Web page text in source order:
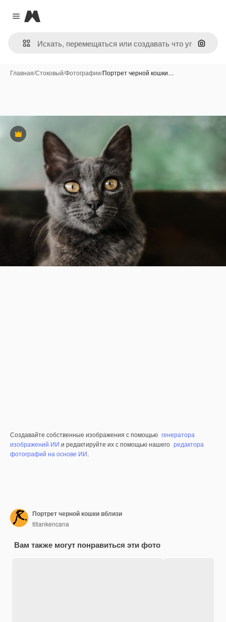
Close menu
Magnific
Поиск
Главная/Стоковый/Фотографии/Портрет черной кошки…
Премиум
Создавайте собственные изображения с помощью генератора
изображений ИИ и редактируйте их с помощью нашего редактора
фотографий на основе ИИ.
Портрет черной кошки вблизи
titiankencana
Вам также могут понравиться эти фото